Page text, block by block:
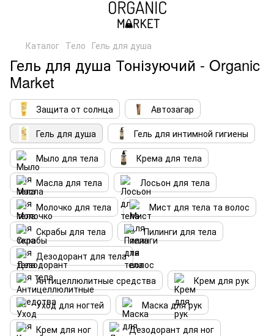
Каталог Тело Гель для душа
Гель для душа Тонізуючий - Organic
Market
Защита от солнца
Автозагар
Гель для душа
Гель для интимной гигиены
Мыло для тела
Крема для тела
Масла для тела
Лосьон для тела
Молочко для тела
Мист для тела та волос
Скрабы для тела
Пилинги для тела
Дезодорант для тела
Антицеллюлитные средства
Крем для рук
Уход для ногтей
Маска для рук
Крем для ног
Дезодорант для ног